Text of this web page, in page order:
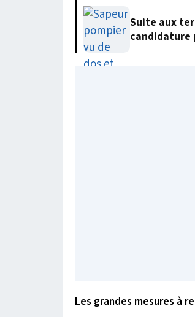
Suite aux
candidature
Les grandes mesures à